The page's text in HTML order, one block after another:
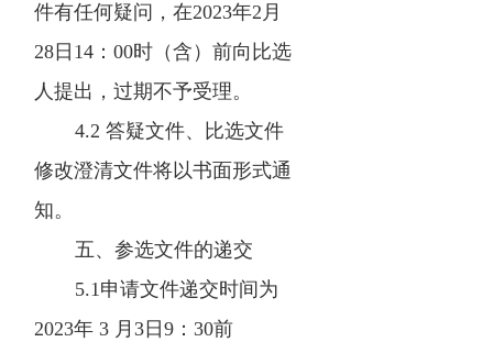
件有任何疑问，在2023年2月
28日14：00时（含）前向比选
人提出，过期不予受理。
4.2 答疑文件、比选文件
修改澄清文件将以书面形式通
知。
五、参选文件的递交
5.1申请文件递交时间为
2023年 3 月3日9：30前